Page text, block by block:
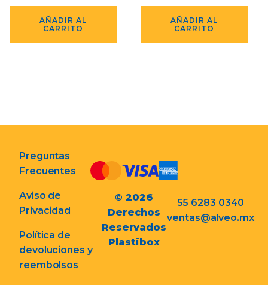
AÑADIR AL
CARRITO
AÑADIR AL
CARRITO
Preguntas
Frecuentes
Aviso de
Privacidad
Política de
devoluciones y
reembolsos
© 2026
Derechos
Reservados
Plastibox
55 6283 0340
ventas@alveo.mx